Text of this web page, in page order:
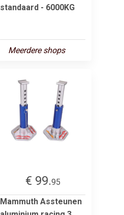
standaard - 6000KG
Meerdere shops
€ 99.95
Mammuth Assteunen